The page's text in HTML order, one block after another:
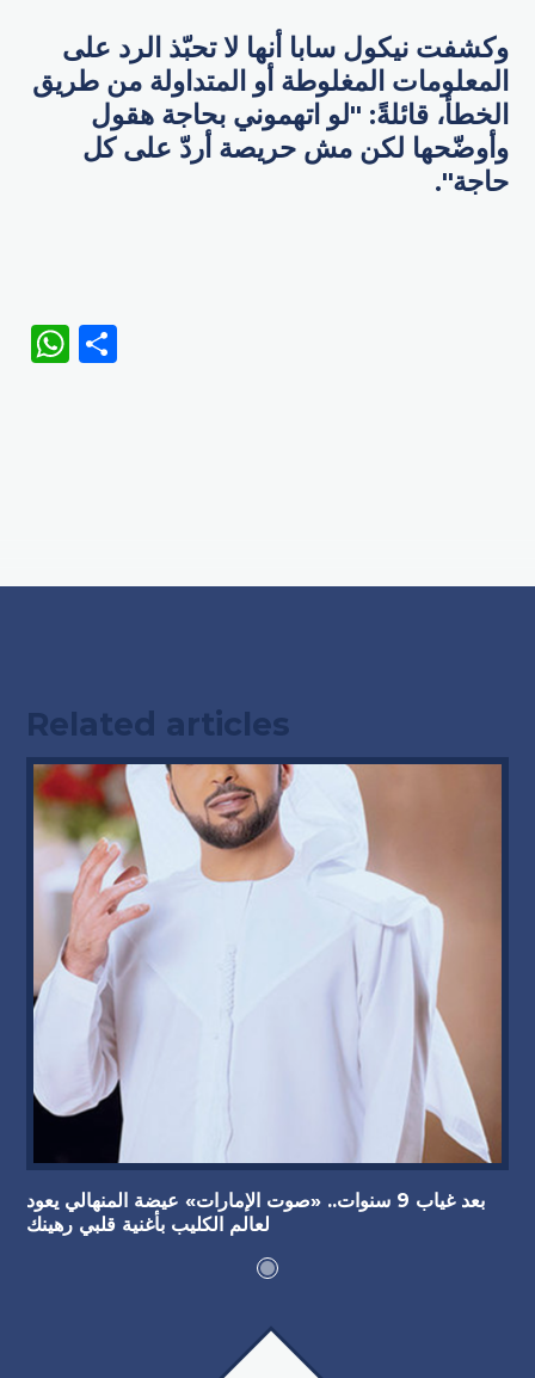
وكشفت نيكول سابا أنها لا تحبّذ الرد على
المعلومات المغلوطة أو المتداولة من طريق
الخطأ، قائلةً: "لو اتهموني بحاجة هقول
وأوضّحها لكن مش حريصة أردّ على كل
حاجة".
WhatsApp
Related articles
بعد غياب 9 سنوات.. «صوت الإمارات» عيضة المنهالي يعود
لعالم الكليب بأغنية قلبي رهينك